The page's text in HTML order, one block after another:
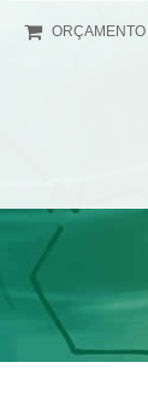
ORÇAMENTO